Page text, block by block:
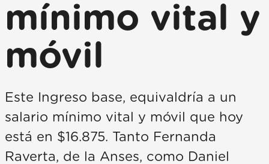
mínimo vital y
móvil
Este Ingreso base, equivaldría a un
salario mínimo vital y móvil que hoy
está en $16.875. Tanto Fernanda
Raverta, de la Anses, como Daniel